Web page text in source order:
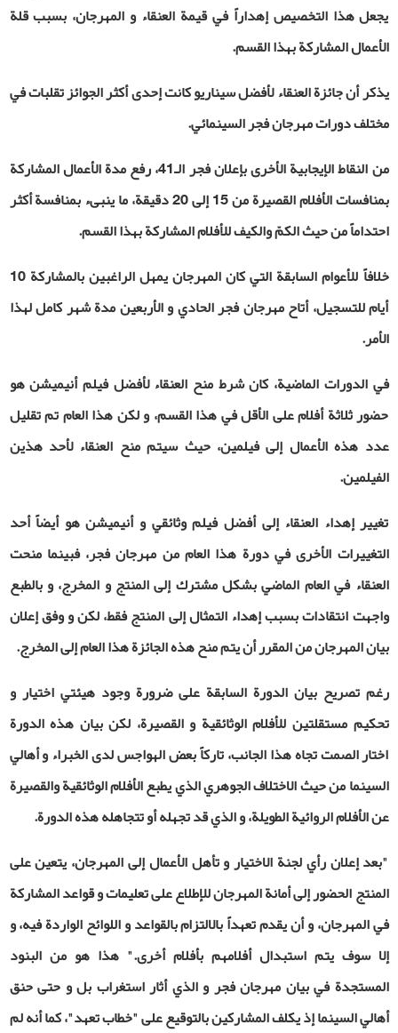
يجعل هذا التخصيص إهداراً في قيمة العنقاء و المهرجان، بسبب قلة
الأعمال المشاركة بهذا القسم.
يذكر أنجائزةالعنقاءلأفضل سيناريو كانت إحدى أكثر الجوائز تقلبات في
مختلف دورات مهرجان فجر السينمائي.
من النقاط الإيجابية الأخرى بإعلان فجر الـ41، رفع مدة الأعمال المشاركة
بمنافسات الأفلام القصيرة من 15 إلى 20 دقيقة، ما ينبىء بمنافسة أكثر
احتداماً من حيث الكمّ والكيف للأفلام المشاركة بهذا القسم.
خلافاً للأعوام السابقة التي كان المهرجان يمهل الراغبين بالمشاركة 10
أيام للتسجيل، أتاح مهرجان فجر الحادي و الأربعين مدة شهر كامل لهذا
الأمر.
في الدورات الماضية، كان شرط منح العنقاء لأفضلفيلم أنيميشن هو
حضور ثلاثة أفلام على الأقل في هذا القسم، و لكن هذا العام تم تقليل
عدد هذه الأعمال إلى فيلمين، حيث سيتم منح العنقاء لأحد هذين
الفيلمين.
تغيير إهداء العنقاء إلى أفضل فيلم وثائقي و أنيميشن هو أيضاً أحد
التغييرات الأخرى في دورة هذا العام من مهرجان فجر، فبينما منحت
العنقاء في العام الماضي بشكل مشترك إلى المنتج و المخرج، و بالطبع
واجهت انتقادات بسبب إهداء التمثال إلى المنتج فقط، لكن و وفق إعلان
بيان المهرجان من المقرر أن يتم منح هذه الجائزة هذا العام إلى المخرج.
رغم تصريح بيان الدورة السابقة على ضرورة وجود هيئتي اختيار و
تحكيم مستقلتين للأفلام الوثائقية و القصيرة، لكن بيان هذه الدورة
اختار الصمت تجاه هذا الجانب، تاركاً بعض الهواجس لدى الخبراء و أهالي
السينما من حيث الاختلاف الجوهري الذي يطبع الأفلام الوثائقية والقصيرة
عن الأفلام الروائية الطويلة، و الذي قد تجهله أو تتجاهله هذه الدورة.
"بعد إعلان رأي لجنة الاختيار و تأهل الأعمال إلى المهرجان، يتعين على
المنتج الحضور إلى أمانة المهرجان للإطلاع على تعليمات و قواعد المشاركة
في المهرجان، و أن يقدم تعهداً بالالتزام بالقواعد و اللوائح الواردة فيه، و
إلا سوف يتم استبدال أفلامهم بأفلام أخرى." هذاهو من البنود
المستجدة في بيان مهرجان فجر و الذي أثار استغراب بل و حتى حنق
أهالي السينما إذ يكلف المشاركين بالتوقيع على "خطاب تعهد"، كما أنه لم